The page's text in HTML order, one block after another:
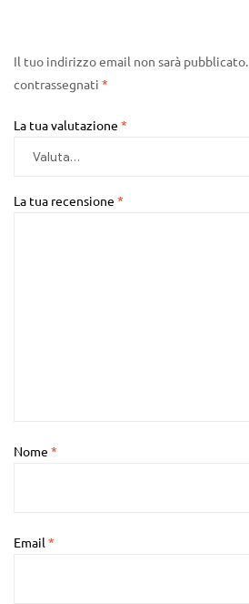
Il tuo indirizzo email non sarà pubblicato.
contrassegnati *
La tua valutazione *
La tua recensione *
Nome *
Email *